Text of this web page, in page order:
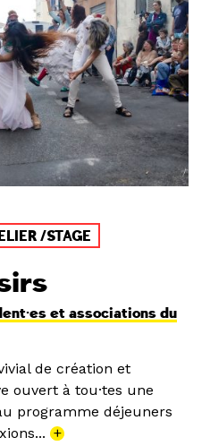
/STAGE
et associations du
de création et
ouvert à tou·tes une
programme déjeuners
+